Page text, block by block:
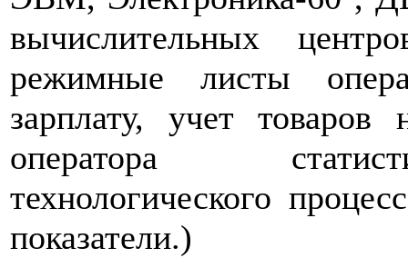
вычислительных
режимные листы
зарплату, учет
оператора
технологического
показатели.)